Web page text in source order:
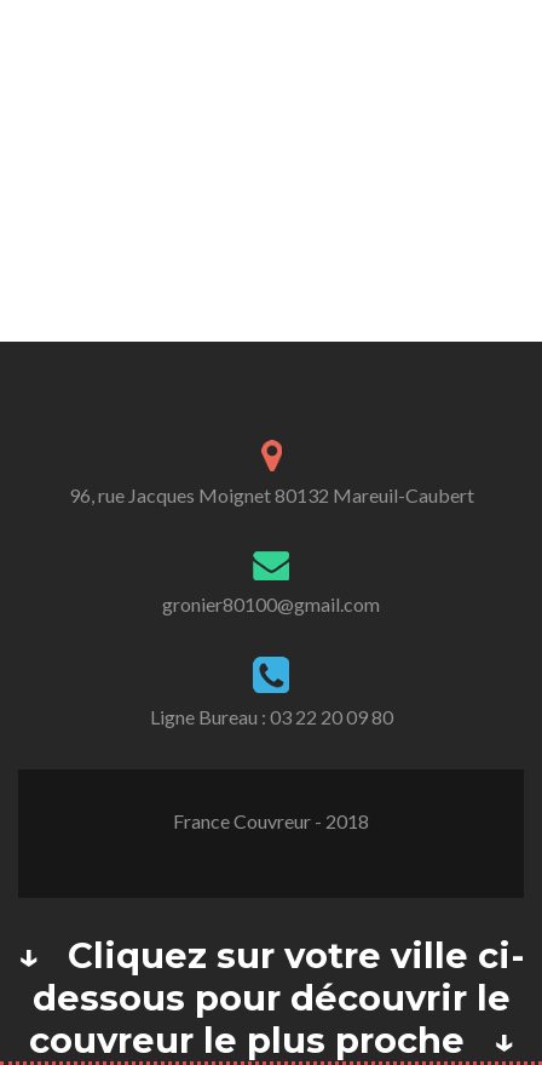
96, rue Jacques Moignet 80132 Mareuil-Caubert
gronier80100@gmail.com
Ligne Bureau : 03 22 20 09 80
France Couvreur - 2018
↓ Cliquez sur votre ville ci-
dessous pour découvrir le
couvreur le plus proche ↓